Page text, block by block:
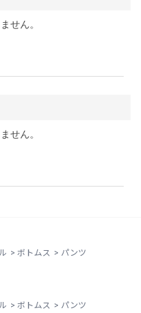
せん。
せん。
> ボトムス > パンツ
> ボトムス > パンツ